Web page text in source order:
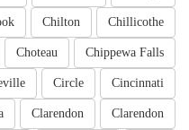
Chillicothe
Chilton
Chippewa Falls
Choteau
Cincinnati
Circle
Clarendon
Clarendon